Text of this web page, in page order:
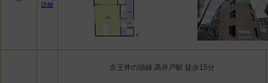
詳細
京王井の頭線 高井戸駅 徒歩15分